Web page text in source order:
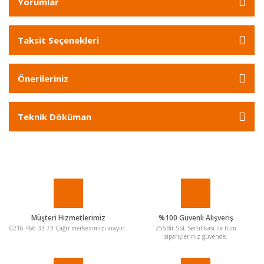
Taksit Seçenekleri
Önerileriniz
Teknik Döküman
Müşteri Hizmetlerimiz
0216 466 33 73 Çağrı merkezimizi arayın.
%100 Güvenli Alışveriş
256Bit SSL Sertifikası ile tüm
siparişleriniz güvende.